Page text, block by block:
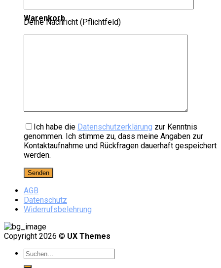
Warenkorb
Es befinden sich keine Produkte im Warenkorb.
Deine Nachricht (Pflichtfeld)
Ich habe die Datenschutzerklärung zur Kenntnis
genommen. Ich stimme zu, dass meine Angaben zur
Kontaktaufnahme und Rückfragen dauerhaft gespeichert
werden.
AGB
Datenschutz
Widerrufsbelehrung
Copyright 2026 © UX Themes